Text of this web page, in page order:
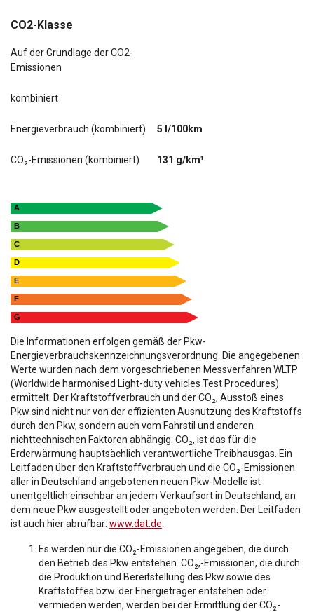
CO2-Klasse
Auf der Grundlage der CO2-
Emissionen
kombiniert
Energieverbrauch (kombiniert) 5 l/100km
CO₂-Emissionen (kombiniert) 131 g/km¹
A
B
C
D
E
F
G
Die Informationen erfolgen gemäß der Pkw-
Energieverbrauchskennzeichnungsverordnung. Die angegebenen
Werte wurden nach dem vorgeschriebenen Messverfahren WLTP
(Worldwide harmonised Light-duty vehicles Test Procedures)
ermittelt. Der Kraftstoffverbrauch und der CO₂, Ausstoß eines
Pkw sind nicht nur von der effizienten Ausnutzung des Kraftstoffs
durch den Pkw, sondern auch vom Fahrstil und anderen
nichttechnischen Faktoren abhängig. CO₂, ist das für die
Erderwärmung hauptsächlich verantwortliche Treibhausgas. Ein
Leitfaden über den Kraftstoffverbrauch und die CO₂-Emissionen
aller in Deutschland angebotenen neuen Pkw-Modelle ist
unentgeltlich einsehbar an jedem Verkaufsort in Deutschland, an
dem neue Pkw ausgestellt oder angeboten werden. Der Leitfaden
ist auch hier abrufbar: www.dat.de.
Es werden nur die CO₂-Emissionen angegeben, die durch
den Betrieb des Pkw entstehen. CO₂,-Emissionen, die durch
die Produktion und Bereitstellung des Pkw sowie des
Kraftstoffes bzw. der Energieträger entstehen oder
vermieden werden, werden bei der Ermittlung der CO₂-